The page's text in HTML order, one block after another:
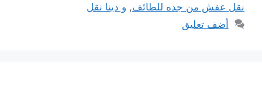
نقل عفش من جده للطائف, و دينا نقل
أضف تعليق